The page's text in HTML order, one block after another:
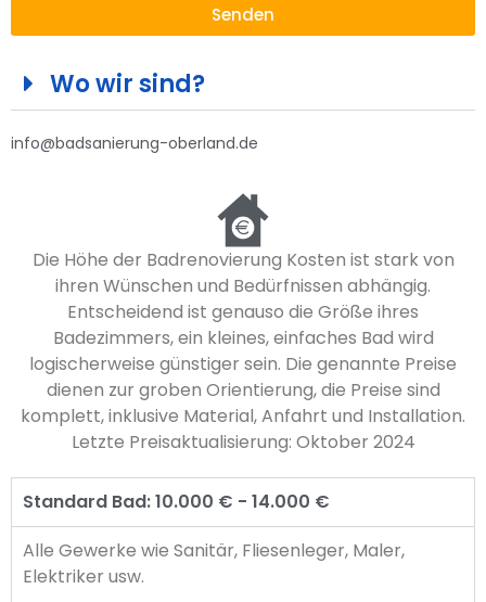
Senden
Wo wir sind?
info@badsanierung-oberland.de
Die Höhe der Badrenovierung Kosten ist stark von
ihren Wünschen und Bedürfnissen abhängig.
Entscheidend ist genauso die Größe ihres
Badezimmers, ein kleines, einfaches Bad wird
logischerweise günstiger sein. Die genannte Preise
dienen zur groben Orientierung, die Preise sind
komplett, inklusive Material, Anfahrt und Installation.
Letzte Preisaktualisierung: Oktober 2024
Standard Bad: 10.000 € - 14.000 €
Alle Gewerke wie Sanitär, Fliesenleger, Maler,
Elektriker usw.